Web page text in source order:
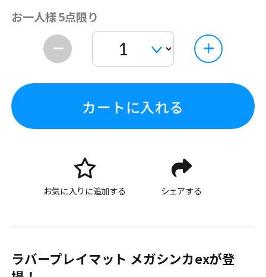
お一人様 5点限り
カートに入れる
お気に入りに追加する シェアする
ラバープレイマット メガシンカexが登